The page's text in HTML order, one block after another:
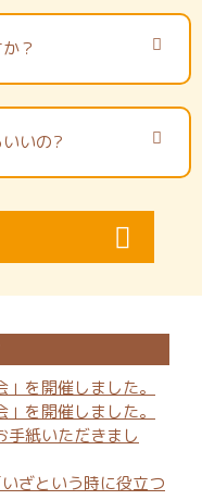
？
いの?
」を開催しました。
」を開催しました。
手紙いただきまし
ざという時に役立つ